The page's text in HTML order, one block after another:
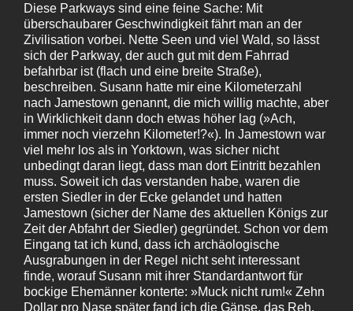
Diese Parkways sind eine feine Sache: Mit
überschaubarer Geschwindigkeit fährt man an der
Zivilisation vorbei. Nette Seen und viel Wald, so lässt
sich der Parkway, der auch gut mit dem Fahrrad
befahrbar ist (flach und eine breite Straße),
beschreiben. Susann hatte mir eine Kilometerzahl
nach Jamestown genannt, die mich willig machte, aber
in Wirklichkeit dann doch etwas höher lag (»Ach,
immer noch vierzehn Kilometer!?«). In Jamestown war
viel mehr los als in Yorktown, was sicher nicht
unbedingt daran liegt, dass man dort Eintritt bezahlen
muss. Soweit ich das verstanden habe, waren die
ersten Siedler in der Ecke gelandet und hatten
Jamestown (sicher der Name des aktuellen Königs zur
Zeit der Abfahrt der Siedler) gegründet. Schon vor dem
Eingang tat ich kund, dass ich archäologische
Ausgrabungen in der Regel nicht seht interessant
finde, worauf Susann mit ihrer Standardantwort für
bockige Ehemänner konterte: »Muck nicht rum!« Zehn
Dollar pro Nase später fand ich die Gänse, das Reh,